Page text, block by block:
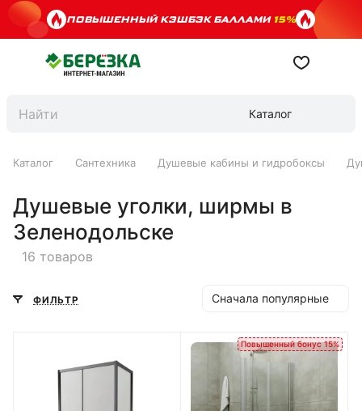
ПОВЫШЕННЫЙ КЭШБЭК БАЛЛАМИ15%
Каталог
Каталог Сантехника Душевые кабины и гидробоксы
Душевые уголки, ширмы в
Зеленодольске
16 товаров
ФИЛЬТР Сначала популярные
Повышенный бонус 15%